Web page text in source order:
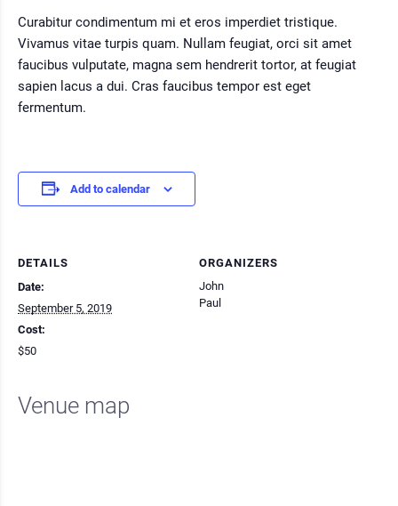
Curabitur condimentum mi et eros imperdiet tristique.
Vivamus vitae turpis quam. Nullam feugiat, orci sit amet
faucibus vulputate, magna sem hendrerit tortor, at feugiat
sapien lacus a dui. Cras faucibus tempor est eget
fermentum.
Add to calendar
DETAILS
Date:
September 5, 2019
Cost:
$50
ORGANIZERS
John
Paul
Venue map